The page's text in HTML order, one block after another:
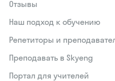
Отзывы
Наш подход к обучению
Репетиторы и
Преподавать в Skyeng
Портал для учителей